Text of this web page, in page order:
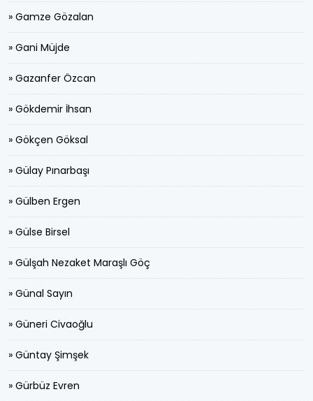
» Gamze Gözalan
» Gani Müjde
» Gazanfer Özcan
» Gökdemir İhsan
» Gökçen Göksal
» Gülay Pınarbaşı
» Gülben Ergen
» Gülse Birsel
» Gülşah Nezaket Maraşlı Göç
» Günal Sayın
» Güneri Civaoğlu
» Güntay Şimşek
» Gürbüz Evren